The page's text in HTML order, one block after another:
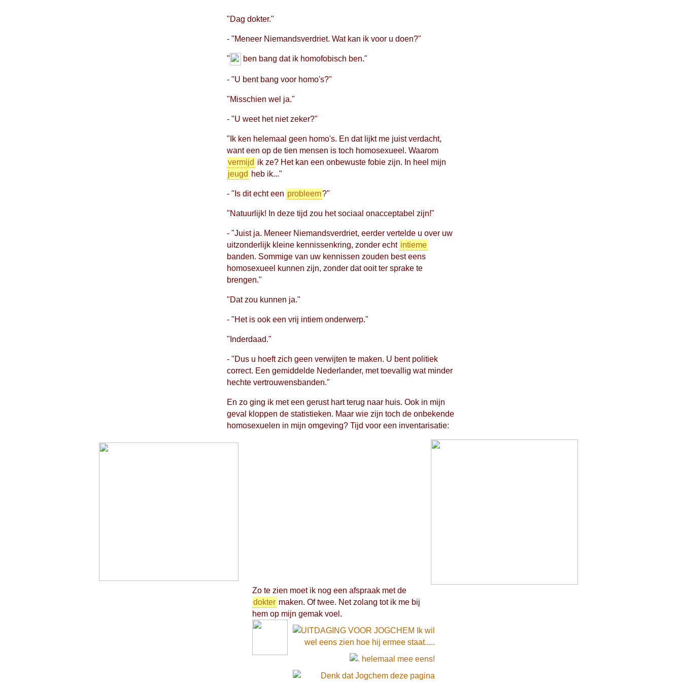
"Dag dokter."
- "Meneer Niemandsverdriet. Wat kan ik voor u doen?"
" ben bang dat ik homofobisch ben."
- "U bent bang voor homo's?"
"Misschien wel ja."
- "U weet het niet zeker?"
"Ik ken helemaal geen homo's. En dat lijkt me juist verdacht,
want een op de tien mensen is toch homosexueel. Waarom
vermijd ik ze? Het kan een onbewuste fobie zijn. In heel mijn
jeugd heb ik..."
- "Is dit echt een probleem?"
"Natuurlijk! In deze tijd zou het sociaal onacceptabel zijn!"
- "Juist ja. Meneer Niemandsverdriet, eerder vertelde u over uw
uitzonderlijk kleine kennissenkring, zonder echt intieme
banden. Sommige van uw kennissen zouden best eens
homosexueel kunnen zijn, zonder dat ooit ter sprake te
brengen."
"Dat zou kunnen ja."
- "Het is ook een vrij intiem onderwerp."
"Inderdaad."
- "Dus u hoeft zich geen verwijten te maken. U bent politiek
correct. Een gemiddelde Nederlander, met toevallig wat minder
hechte vertrouwensbanden."
En zo ging ik met een gerust hart terug naar huis. Ook in mijn
geval kloppen de statistieken. Maar wie zijn toch de onbekende
homosexuelen in mijn omgeving? Tijd voor een inventarisatie:
Zo te zien moet ik nog een afspraak met de
dokter maken. Of twee. Net zolang tot ik me bij
hem op mijn gemak voel.